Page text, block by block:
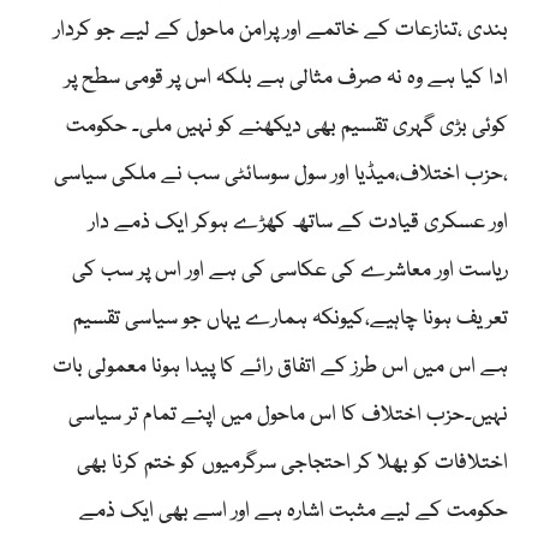
بندی ،تنازعات کے خاتمے اور پرامن ماحول کے لیے جو کردار
ادا کیا ہے وہ نہ صرف مثالی ہے بلکہ اس پر قومی سطح پر
کوئی بڑی گہری تقسیم بھی دیکھنے کو نہیں ملی۔ حکومت
،حزب اختلاف،میڈیا اور سول سوسائٹی سب نے ملکی سیاسی
اور عسکری قیادت کے ساتھ کھڑے ہوکر ایک ذمے دار
ریاست اور معاشرے کی عکاسی کی ہے اور اس پر سب کی
تعریف ہونا چاہیے،کیونکہ ہمارے یہاں جو سیاسی تقسیم
ہے اس میں اس طرز کے اتفاق رائے کا پیدا ہونا معمولی بات
نہیں۔حزب اختلاف کا اس ماحول میں اپنے تمام تر سیاسی
اختلافات کو بھلا کر احتجاجی سرگرمیوں کو ختم کرنا بھی
حکومت کے لیے مثبت اشارہ ہے اور اسے بھی ایک ذمے